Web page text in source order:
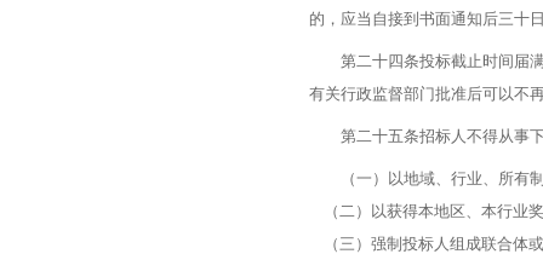
的，应当自接到书面通知后三十
第二十四条投标截止时间届满
有关行政监督部门批准后可以不
第二十五条招标人不得从事
（一）以地域、行业、所有制
（二）以获得本地区、本行业
（三）强制投标人组成联合体